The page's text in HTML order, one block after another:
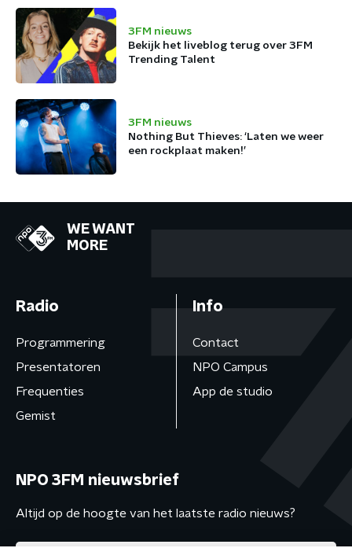
3FM nieuws
Bekijk het liveblog terug over 3FM
Trending Talent
3FM nieuws
Nothing But Thieves: ‘Laten we weer
een rockplaat maken!’
WE WANT
MORE
Radio
Programmering
Presentatoren
Frequenties
Gemist
Info
Contact
NPO Campus
App de studio
NPO 3FM nieuwsbrief
Altijd op de hoogte van het laatste radio nieuws?